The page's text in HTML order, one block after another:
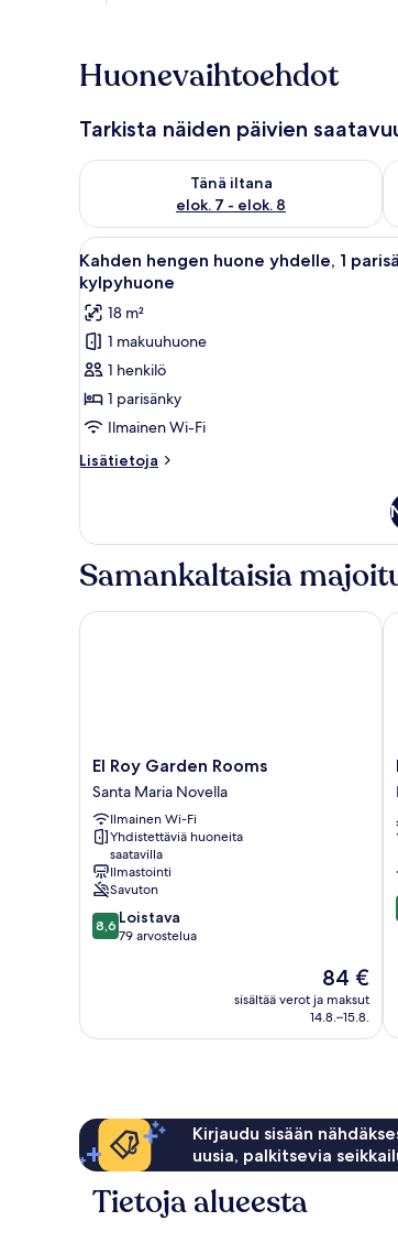
Huonevaihtoehdot
Tarkista näiden päivien
Tänä iltana
elok. 7 - elok. 8
Tarkista tämän illan saatavuus elok. 7 -
Avaa
kaikki
huonetyypin
Kahden
hengen
huone
yhdelle,
1
parisänky,
jaettu
kuvat
Hotellihuone,
11
Kahden hengen huone yhdelle, 1
kylpyhuone
18 m²
1 makuuhuone
1 henkilö
1 parisänky
Ilmainen Wi-Fi
Lisätietoja
Lisätietoja
huone
1
jaettu
Samankaltaisia
El
Roy
Garden
Rooms
Santa
Maria
Novella
El Roy Garden Rooms
Santa Maria Novella
Ilmainen Wi-Fi
Yhdistettäviä huoneita
saatavilla
Ilmastointi
Savuton
8.6
kautta
8,6 Loistava
79 arvostelua
Hinta
on
84 €
84 €
sisältää verot ja maksut
14.8.–15.8.
El Roy Garden Rooms
-
Kirjaudu sisään
uusia, palkitsevia
Tietoja alueesta